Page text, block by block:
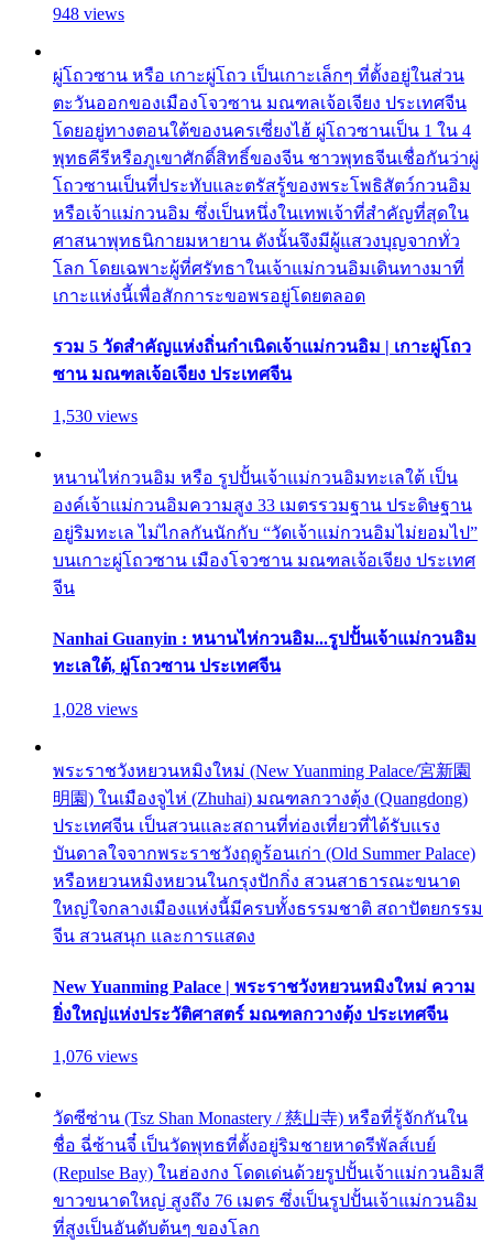
948 views
ผู่โถวซาน หรือ เกาะผู่โถว เป็นเกาะเล็กๆ ที่ตั้งอยู่ในส่วน
ตะวันออกของเมืองโจวซาน มณฑลเจ้อเจียง ประเทศจีน
โดยอยู่ทางตอนใต้ของนครเซี่ยงไฮ้ ผู่โถวซานเป็น 1 ใน 4
พุทธคีรีหรือภูเขาศักดิ์สิทธิ์ของจีน ชาวพุทธจีนเชื่อกันว่าผู่
โถวซานเป็นที่ประทับและตรัสรู้ของพระโพธิสัตว์กวนอิม
หรือเจ้าแม่กวนอิม ซึ่งเป็นหนึ่งในเทพเจ้าที่สำคัญที่สุดใน
ศาสนาพุทธนิกายมหายาน ดังนั้นจึงมีผู้แสวงบุญจากทั่ว
โลก โดยเฉพาะผู้ที่ศรัทธาในเจ้าแม่กวนอิมเดินทางมาที่
เกาะแห่งนี้เพื่อสักการะขอพรอยู่โดยตลอด
รวม 5 วัดสำคัญแห่งถิ่นกำเนิดเจ้าแม่กวนอิม | เกาะผู่โถว
ซาน มณฑลเจ้อเจียง ประเทศจีน
1,530 views
หนานไห่กวนอิม หรือ รูปปั้นเจ้าแม่กวนอิมทะเลใต้ เป็น
องค์เจ้าแม่กวนอิมความสูง 33 เมตรรวมฐาน ประดิษฐาน
อยู่ริมทะเล ไม่ไกลกันนักกับ “วัดเจ้าแม่กวนอิมไม่ยอมไป”
บนเกาะผู่โถวซาน เมืองโจวซาน มณฑลเจ้อเจียง ประเทศ
จีน
Nanhai Guanyin : หนานไห่กวนอิม...รูปปั้นเจ้าแม่กวนอิม
ทะเลใต้, ผู่โถวซาน ประเทศจีน
1,028 views
พระราชวังหยวนหมิงใหม่ (New Yuanming Palace/宮新園
明園) ในเมืองจูไห่ (Zhuhai) มณฑลกวางตุ้ง (Quangdong)
ประเทศจีน เป็นสวนและสถานที่ท่องเที่ยวที่ได้รับแรง
บันดาลใจจากพระราชวังฤดูร้อนเก่า (Old Summer Palace)
หรือหยวนหมิงหยวนในกรุงปักกิ่ง สวนสาธารณะขนาด
ใหญ่ใจกลางเมืองแห่งนี้มีครบทั้งธรรมชาติ สถาปัตยกรรม
จีน สวนสนุก และการแสดง
New Yuanming Palace | พระราชวังหยวนหมิงใหม่ ความ
ยิ่งใหญ่แห่งประวัติศาสตร์ มณฑลกวางตุ้ง ประเทศจีน
1,076 views
วัดซีซ่าน (Tsz Shan Monastery / 慈山寺) หรือที่รู้จักกันใน
ชื่อ ฉี่ซ้านจี๋ เป็นวัดพุทธที่ตั้งอยู่ริมชายหาดรีพัลส์เบย์
(Repulse Bay) ในฮ่องกง โดดเด่นด้วยรูปปั้นเจ้าแม่กวนอิมสี
ขาวขนาดใหญ่ สูงถึง 76 เมตร ซึ่งเป็นรูปปั้นเจ้าแม่กวนอิม
ที่สูงเป็นอันดับต้นๆ ของโลก